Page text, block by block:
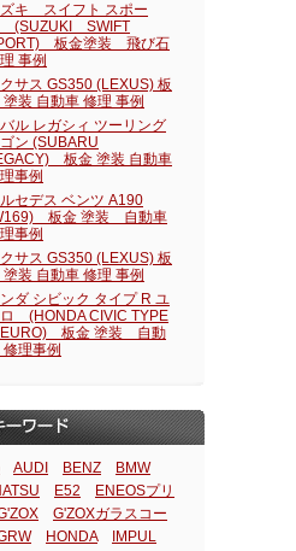
キ スイフト スポー
(SUZUKI SWIFT
板金塗装 飛び石
事例
サス GS350 (LEXUS) 板
塗装 自動車 修理 事例
ル レガシィ ツーリング
ン (SUBARU
板金 塗装 自動車
事例
セデス ベンツ A190
板金 塗装 自動車
事例
サス GS350 (LEXUS) 板
塗装 自動車 修理 事例
ダ シビック タイプ R ユ
(HONDA CIVIC TYPE
EURO) 板金 塗装 自動
修理事例
AUDI BENZ
BMW
E52
ENEOSプリ
G'ZOXガラスコー
HONDA
IMPUL